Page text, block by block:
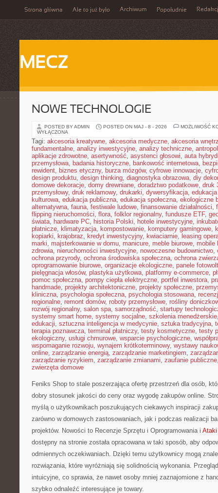
Strona główna Ale to już było Archiwum Popołudnie
MECZ
NOWE TECHNOLOGIE
POSTED BY ADMIN POSTED ON MAJ - 8 - 2026
MOŻLIWOŚĆ
WYŁĄCZONA
Tagi: akcesoria kreatywne, akcesoria medyczne, akcesoria
fundamentalne, analizy inwestycyjne, analizy techniczne,
aplikacje zdrowotne, asertywność, asystenci głosowi, auta
przemysłowa, badania historyczne, bankowość internetowa,
rewident, biznes etyczny, burza mózgów, cyfrowe innowacje,
design produktu, design thinking, diagnostyka obrazowa, diy
domowe dekoracje, domy drewniane, doradztwo podatkowe, druk
przemysłowy, druk reklamowy, drukarki, dywersyfikacja,
kulturowa, edukacja publiczna, edukacja społeczna, ekologiczne
alternatywna, fauna, festiwale ludowe, finansowanie działalności,
flipping nieruchomości, flora, folklor regionalny, fundusze ETF,
świata, hardware PC, historia Polski, hotele inwestycyjne,
płatnicze, klimatyzacja, kompostowanie, komputery gamingowe,
kopiarki, krajobraz, kredyt inwestycyjny, kwiaciarnie, leasing
marki, majsterkowanie w domu, manicure, meble biurowe, mobile
zdrowia, nieruchomości inwestycyjne, nowoczesne budownictwo,
ochrona przyrody, ochrona środowiska społeczna, ochrona
oprogramowanie biurowe, organizacje ekologiczne, panele
pielęgnacja włosów, plastyka użytkowa, platformy e-commerce,
pomoc społeczna, pompy ciepła elektryczne, portfel inwestora,
handmade, projekty architektoniczne, projekty społeczne,
kliniczna, psychologia społeczna, psychologia stosowana,
regionalne, remont domów, roboty przemysłowe, rośliny
rozwój regionalny, salon spa, samorządność, startupy
systemy smart home, systemy socjalne, szkolenia menedżerskie
edukacji, sztuczna inteligencja w medycynie, sztuka tradycyjna,
terapia poznawcza, terminal płatniczy, testy kosmetyczne, testy
ekologiczny, usługi chmurowe, wsparcie psychologiczne,
wspomaganie rozwoju, wynajem krótkoterminowy, wystawy
online, zarządzanie energią, zarządzanie marketingiem,
zarządzanie ryzykiem, zarządzanie zmianami, zaufanie publiczne
zwierzęta domowe
Feniks Shop to stale poszerzająca ofertę przestrzeń dla osób,
dobry stosunek jakości do ceny oraz wygodę zakupów online.
myślą o użytkownikach poszukujących ciekawych inspiracji
zarówno w domowych zastosowaniach, jak i podczas realizacji
projektów. Nowości to Recenzje Sprzętu i Oprogramowania i
dostępny na stronie została opracowana w taki sposób, aby
odmiennych oczekiwaniach. Dzięki temu użytkownicy mogą
rozwiązania, które wyróżniają się solidnością wykonania.
intuicyjne, co sprawia, że nawet osoby mniej zaznajomione z
szybko odnaleźć interesujące je towary.